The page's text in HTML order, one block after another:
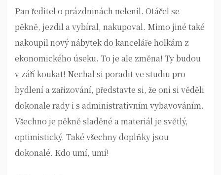
Pan ředitel o prázdninách nelenil. Otáčel se
pěkně, jezdil a vybíral, nakupoval. Mimo jiné také
nakoupil novýnábytek do kanceláře holkám z
ekonomického úseku. To je ale změna! Ty budou
v září koukat! Nechal si poradit ve studiu pro
bydlení a zařizování, představte si, že oni si věděli
dokonale rady i s administrativním vybavováním.
Všechno je pěkně sladěné a materiál je světlý,
optimistický. Také všechny doplňky jsou
dokonalé. Kdo umí, umí!